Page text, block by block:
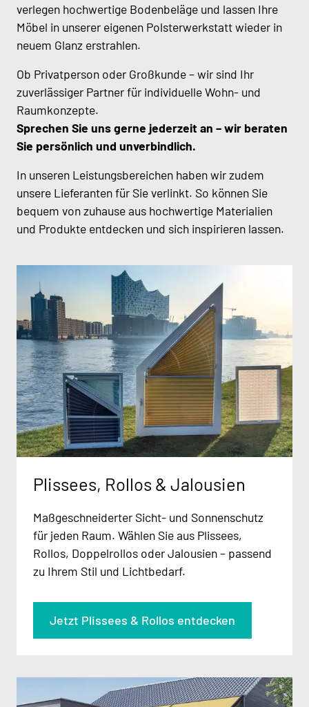
verlegen hochwertige Bodenbeläge und lassen Ihre
Möbel in unserer eigenen Polsterwerkstatt wieder in
neuem Glanz erstrahlen.
Ob Privatperson oder Großkunde – wir sind Ihr
zuverlässiger Partner für individuelle Wohn- und
Raumkonzepte.
Sprechen Sie uns gerne jederzeit an – wir beraten
Sie persönlich und unverbindlich.
In unseren Leistungsbereichen haben wir zudem
unsere Lieferanten für Sie verlinkt. So können Sie
bequem von zuhause aus hochwertige Materialien
und Produkte entdecken und sich inspirieren lassen.
Plissees, Rollos & Jalousien
Maßgeschneiderter Sicht- und Sonnenschutz
für jeden Raum. Wählen Sie aus Plissees,
Rollos, Doppelrollos oder Jalousien – passend
zu Ihrem Stil und Lichtbedarf.
Jetzt Plissees & Rollos entdecken